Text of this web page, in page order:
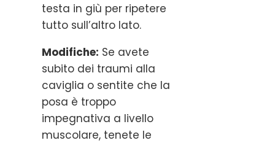
testa in giù per ripetere
tutto sull’altro lato.
Modifiche: Se avete
subito dei traumi alla
caviglia o sentite che la
posa è troppo
impegnativa a livello
muscolare, tenete le